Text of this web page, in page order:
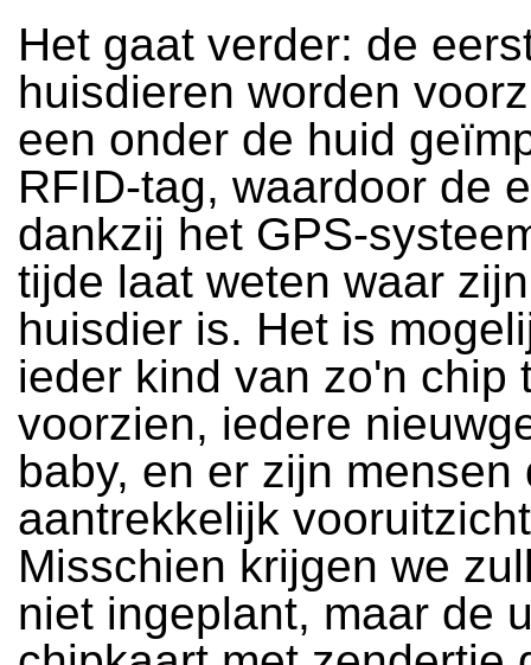
Het gaat verder: de
huisdieren worden
een onder de huid
RFID-tag, waardoor de
dankzij het GPS-
tijde laat weten waar
huisdier is. Het is
ieder kind van zo'n chip
voorzien, iedere
baby, en er zijn mensen
aantrekkelijk
Misschien krijgen we
niet ingeplant, maar de